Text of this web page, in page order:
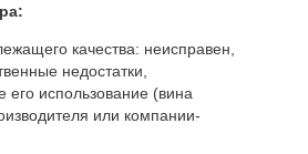
качества: неисправен,
недостатки,
использование (вина
или компании-